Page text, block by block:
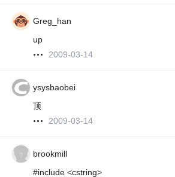
Greg_han
up
2009-03-14
ysysbaobei
顶
2009-03-14
brookmill
#include <cstring>